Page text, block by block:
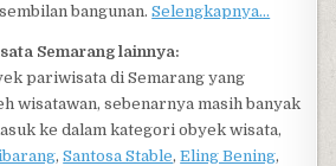
bangunan.Selengkapnya…
Semarang lainnya:
pariwisata di Semarang yang
wisatawan, sebenarnya masih banyak
ke dalam kategori obyek wisata,
,Santosa Stable,Eling Bening,